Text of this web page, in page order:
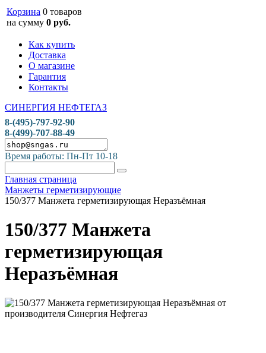
Корзина 0 товаров
на сумму 0 руб.
Как купить
Доставка
О магазине
Гарантия
Контакты
СИНЕРГИЯ НЕФТЕГАЗ
8-(495)-797-92-90
8-(499)-707-88-49
Время работы: Пн-Пт 10-18
Главная страница
Манжеты герметизирующие
150/377 Манжета герметизирующая Неразъёмная
150/377 Манжета
герметизирующая
Неразъёмная